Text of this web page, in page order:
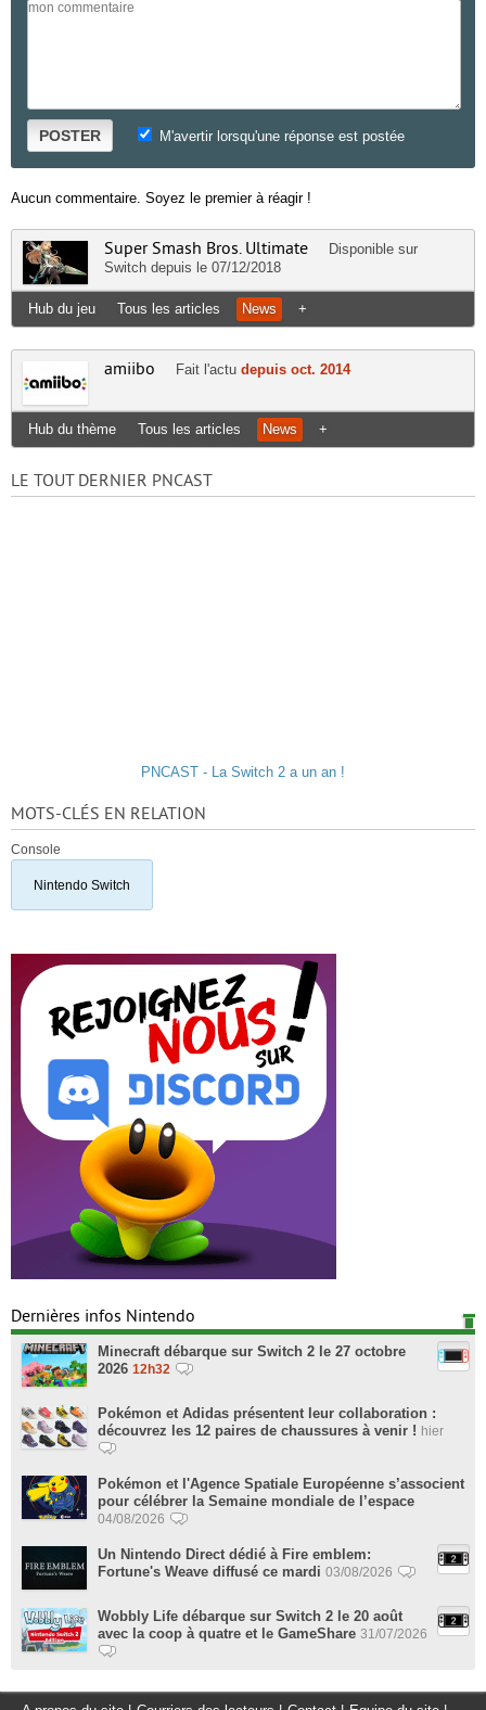
POSTER M'avertir lorsqu'une réponse est postée
Aucun commentaire. Soyez le premier à réagir !
Super Smash Bros. Ultimate
Disponible sur
Switch depuis le 07/12/2018
Hub du jeu Tous les articles News +
amiibo Fait l'actu depuis oct. 2014
Hub du thème Tous les articles News +
LE TOUT DERNIER PNCAST
PNCAST - La Switch 2 a un an !
MOTS-CLÉS EN RELATION
Console
Nintendo Switch
Dernières infos Nintendo
Minecraft débarque sur Switch 2 le 27 octobre
2026 12h32
Pokémon et Adidas présentent leur collaboration :
découvrez les 12 paires de chaussures à venir ! hier
Pokémon et l'Agence Spatiale Européenne s’associent
pour célébrer la Semaine mondiale de l’espace
04/08/2026
Un Nintendo Direct dédié à Fire emblem:
Fortune's Weave diffusé ce mardi 03/08/2026
Wobbly Life débarque sur Switch 2 le 20 août
avec la coop à quatre et le GameShare 31/07/2026